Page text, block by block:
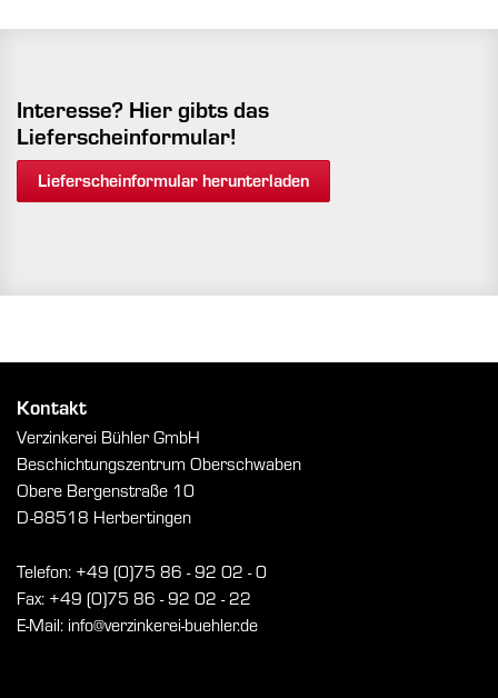
Interesse? Hier gibts das
Lieferscheinformular!
Lieferscheinformular herunterladen
Kontakt
Verzinkerei Bühler GmbH
Beschichtungszentrum Oberschwaben
Obere Bergenstraße 10
D-88518 Herbertingen
Telefon: +49 (0)75 86 - 92 02 - 0
Fax: +49 (0)75 86 - 92 02 - 22
E-Mail: info@verzinkerei-buehler.de